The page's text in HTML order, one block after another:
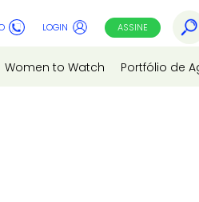
LOGIN ASSINE
Women to Watch Portfólio de